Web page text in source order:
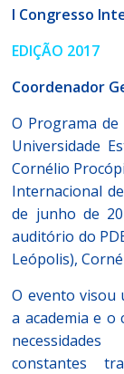
I Congresso
EDIÇÃO 2017
Coordenador
O Programa de
Universidade
Cornélio
Internacional
de junho de
auditório do
Leópolis),
O evento visou
a academia e o
constantes